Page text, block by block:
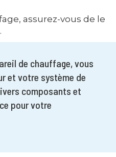
assurez-vous de le
de chauffage, vous
et votre système de
composants et
pour votre